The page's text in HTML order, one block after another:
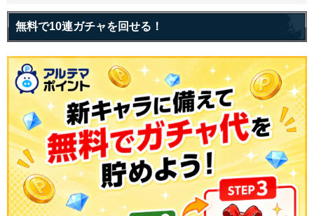
無料で10連ガチャを回せる！